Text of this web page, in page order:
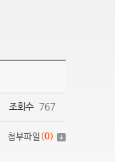
조회수 767
첨부파일 (0)